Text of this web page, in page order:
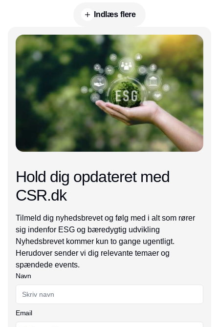
Indlæs flere
Annonce
Hold dig opdateret med
CSR.dk
Tilmeld dig nyhedsbrevet og følg med i alt som rører
sig indenfor ESG og bæredygtig udvikling
Nyhedsbrevet kommer kun to gange ugentligt.
Herudover sender vi dig relevante temaer og
spændede events.
Navn
Email